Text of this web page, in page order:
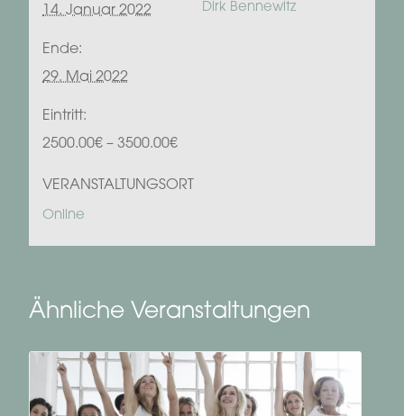
14. Januar 2022
Ende:
29. Mai 2022
Eintritt:
2500.00€ – 3500.00€
VERANSTALTUNGSORT
Online
Dirk Bennewitz
Ähnliche Veranstaltungen